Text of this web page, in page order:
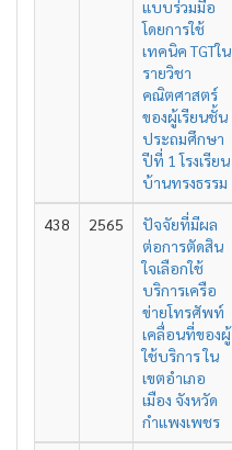
แบบร่วมมือ
โดยการใช้
เทคนิค TGTใน
รายวิชา
คณิตศาสตร์
ของผู้เรียนชั้น
ประถมศึกษา
ปีที่ 1 โรงเรียน
บ้านทรงธรรม
438 2565
ปัจจัยที่มีผล
ต่อการตัดสิน
ใจเลือกใช้
บริการเครือ
ข่ายโทรศัพท์
เคลื่อนที่ของผู้
ใช้บริการ ใน
เขตอำเภอ
เมือง จังหวัด
กำแพงเพชร